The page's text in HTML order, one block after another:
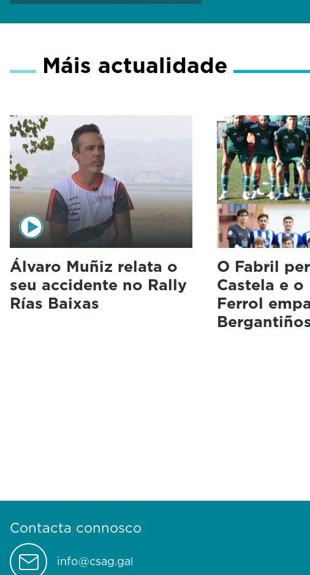
Máis actualidade
Álvaro Muñiz relata o
seu accidente no Rally
Rías Baixas
O Fabril
Castela e
Ferrol
Contacta connosco
info@csag.gal